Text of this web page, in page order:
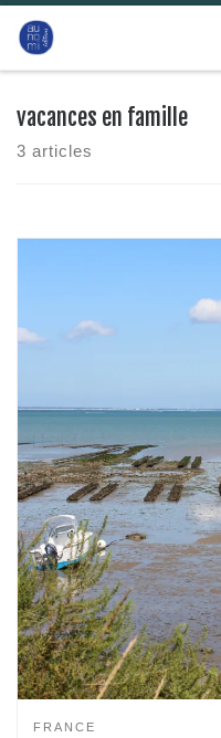
Passer au contenu
vacances en famille
3 articles
FRANCE